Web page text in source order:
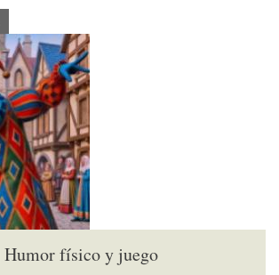
físico y juego